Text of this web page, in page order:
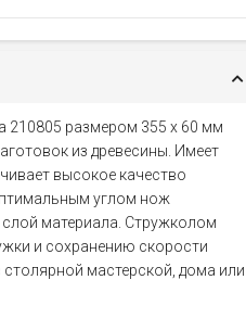
210805 размером 355 х 60 мм
из древесины. Имеет
высокое качество
углом нож
материала. Стружколом
и сохранению скорости
мастерской, дома или